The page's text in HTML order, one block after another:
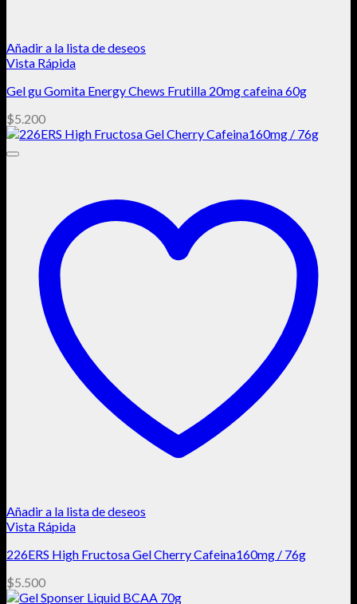
Añadir a la lista de deseos
Vista Rápida
Gel gu Gomita Energy Chews Frutilla 20mg cafeina 60g
$5.200
Añadir a la lista de deseos
Vista Rápida
226ERS High Fructosa Gel Cherry Cafeina160mg / 76g
$5.500